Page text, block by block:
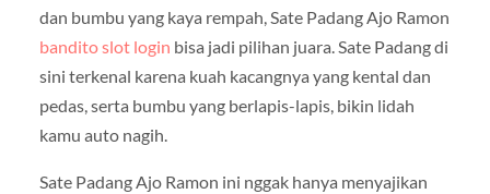
dan bumbu yang kaya rempah, Sate Padang Ajo Ramon
bandito slot login bisa jadi pilihan juara. Sate Padang di
sini terkenal karena kuah kacangnya yang kental dan
pedas, serta bumbu yang berlapis-lapis, bikin lidah
kamu auto nagih.
Sate Padang Ajo Ramon ini nggak hanya menyajikan